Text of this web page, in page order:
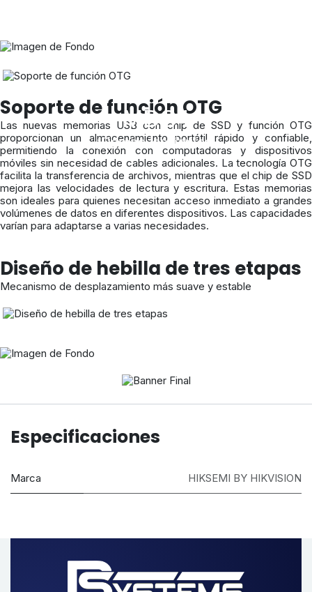
Carcasa USB 4.0
MDS4
¡Rompe los límites!
Soporte de función OTG
Las nuevas memorias USB con chip de SSD y función OTG
proporcionan un almacenamiento portátil rápido y confiable,
permitiendo la conexión con computadoras y dispositivos
móviles sin necesidad de cables adicionales. La tecnología OTG
facilita la transferencia de archivos, mientras que el chip de SSD
mejora las velocidades de lectura y escritura. Estas memorias
son ideales para quienes necesitan acceso inmediato a grandes
volúmenes de datos en diferentes dispositivos. Las capacidades
varían para adaptarse a varias necesidades.
Diseño de hebilla de tres etapas
Mecanismo de desplazamiento más suave y estable
deslumbrante
HIKSEMI 16,8 millones de colores para
Especificaciones
Marca HIKSEMI BY HIKVISION